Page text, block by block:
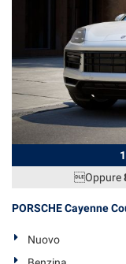
Oppure
PORSCHE Cayenne
Nuovo